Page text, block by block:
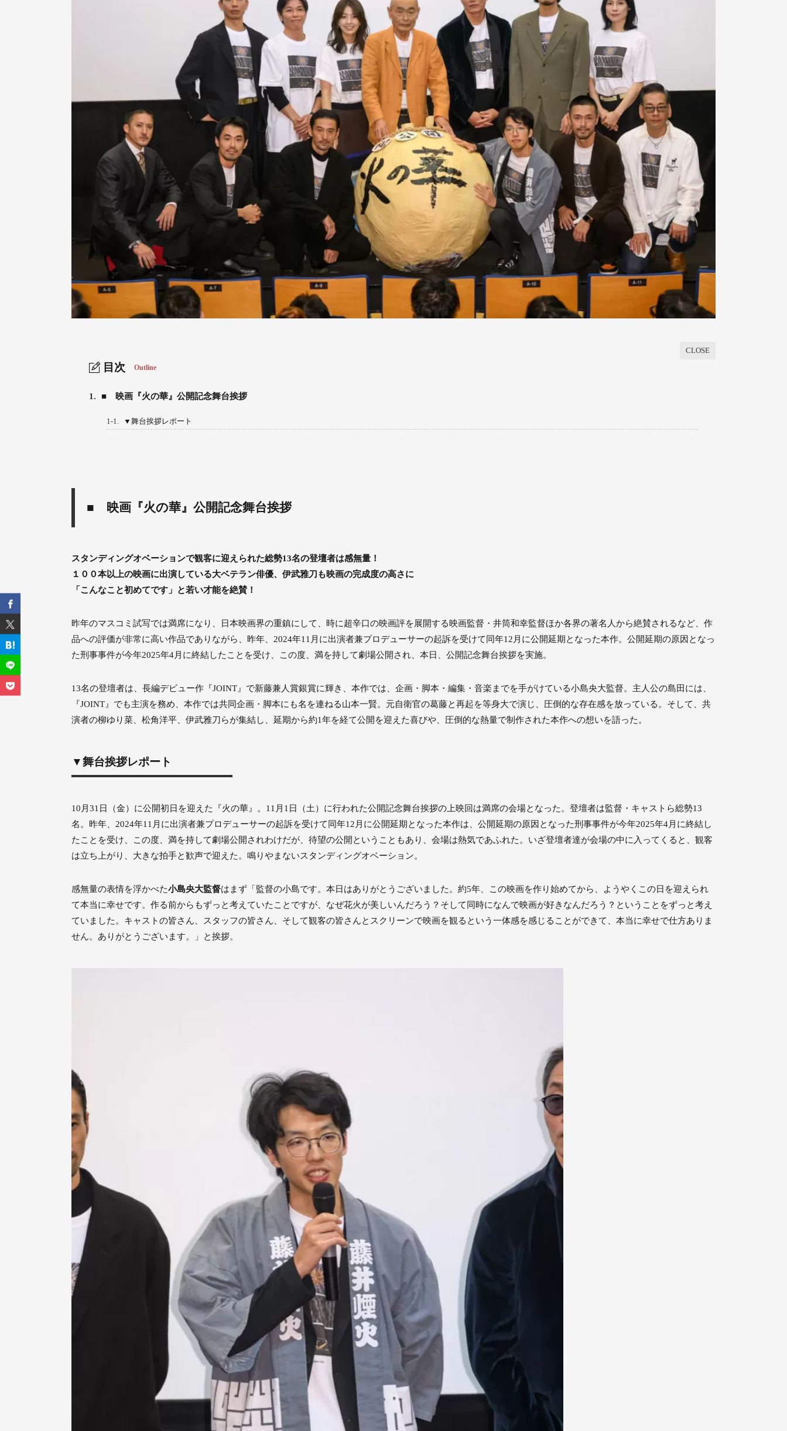
目次 Outline
1. ■ 映画『火の華』公開記念舞台挨拶
1-1. ▼舞台挨拶レポート
■ 映画『火の華』公開記念舞台挨拶
スタンディングオベーションで観客に迎えられた総勢13名の登壇者は感無量！
１００本以上の映画に出演している大ベテラン俳優、伊武雅刀も映画の完成度の高さに
「こんなこと初めてです」と若い才能を絶賛！
昨年のマスコミ試写では満席になり、日本映画界の重鎮にして、時に超辛口の映画評を展開する映画監督・井筒和幸監督ほか各界の著名人から絶賛されるなど、作
品への評価が非常に高い作品でありながら、昨年、2024年11月に出演者兼プロデューサーの起訴を受けて同年12月に公開延期となった本作。公開延期の原因となっ
た刑事事件が今年2025年4月に終結したことを受け、この度、満を持して劇場公開され、本日、公開記念舞台挨拶を実施。
13名の登壇者は、長編デビュー作『JOINT』で新藤兼人賞銀賞に輝き、本作では、企画・脚本・編集・音楽までを手がけている小島央大監督。主人公の島田には、
『JOINT』でも主演を務め、本作では共同企画・脚本にも名を連ねる山本一賢。元自衛官の葛藤と再起を等身大で演じ、圧倒的な存在感を放っている。そして、共
演者の柳ゆり菜、松角洋平、伊武雅刀らが集結し、延期から約1年を経て公開を迎えた喜びや、圧倒的な熱量で制作された本作への想いを語った。
▼舞台挨拶レポート
10月31日（金）に公開初日を迎えた『火の華』。11月1日（土）に行われた公開記念舞台挨拶の上映回は満席の会場となった。登壇者は監督・キャストら総勢13
名。昨年、2024年11月に出演者兼プロデューサーの起訴を受けて同年12月に公開延期となった本作は、公開延期の原因となった刑事事件が今年2025年4月に終結し
たことを受け、この度、満を持して劇場公開されわけだが、待望の公開ということもあり、会場は熱気であふれた。いざ登壇者達が会場の中に入ってくると、観客
は立ち上がり、大きな拍手と歓声で迎えた。鳴りやまないスタンディングオベーション。
感無量の表情を浮かべた小島央大監督はまず「監督の小島です。本日はありがとうございました。約5年、この映画を作り始めてから、ようやくこの日を迎えられ
て本当に幸せです。作る前からもずっと考えていたことですが、なぜ花火が美しいんだろう？そして同時になんで映画が好きなんだろう？ということをずっと考え
ていました。キャストの皆さん、スタッフの皆さん、そして観客の皆さんとスクリーンで映画を観るという一体感を感じることができて、本当に幸せで仕方ありま
せん。ありがとうございます。」と挨拶。